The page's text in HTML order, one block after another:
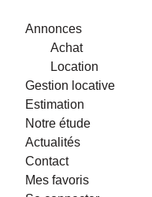
Annonces
Achat
Location
Gestion locative
Estimation
Notre étude
Actualités
Contact
Mes favoris